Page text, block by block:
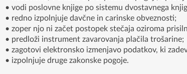
• vodi poslovne knjige po sistemu dvostavnega
• redno izpolnjuje davčne in carinske obveznosti;
• zoper njo ni začet postopek stečaja oziroma
• predloži instrument zavarovanja plačila trošarine;
• zagotovi elektronsko izmenjavo podatkov, ki
• izpolnjuje druge zakonske pogoje.